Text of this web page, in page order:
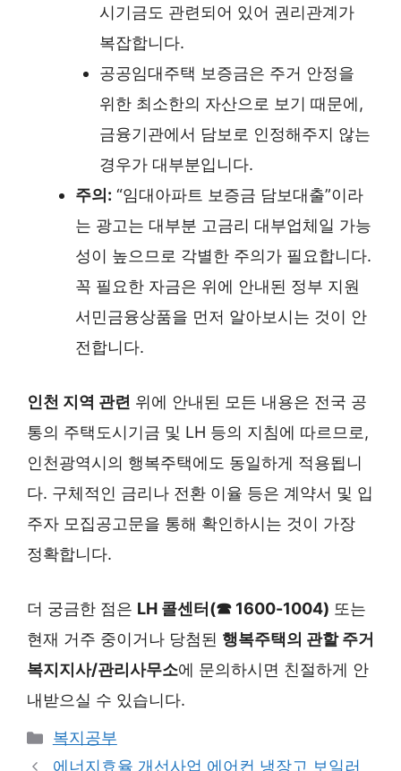
시기금도 관련되어 있어 권리관계가
복잡합니다.
공공임대주택 보증금은 주거 안정을
위한 최소한의 자산으로 보기 때문에,
금융기관에서 담보로 인정해주지 않는
경우가 대부분입니다.
주의: “임대아파트 보증금 담보대출”이라
는 광고는 대부분 고금리 대부업체일 가능
성이 높으므로 각별한 주의가 필요합니다.
꼭 필요한 자금은 위에 안내된 정부 지원
서민금융상품을 먼저 알아보시는 것이 안
전합니다.
인천 지역 관련 위에 안내된 모든 내용은 전국 공
통의 주택도시기금 및 LH 등의 지침에 따르므로,
인천광역시의 행복주택에도 동일하게 적용됩니
다. 구체적인 금리나 전환 이율 등은 계약서 및 입
주자 모집공고문을 통해 확인하시는 것이 가장
정확합니다.
더 궁금한 점은 LH 콜센터(☎ 1600-1004) 또는
현재 거주 중이거나 당첨된 행복주택의 관할 주거
복지지사/관리사무소에 문의하시면 친절하게 안
내받으실 수 있습니다.
Categories
복지공부
에너지효율 개선사업 에어컨 냉장고 보일러